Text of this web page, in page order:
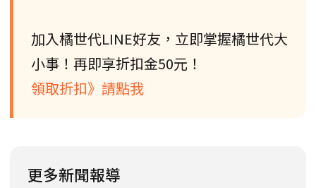
加入橘世代LINE好友，立即掌握橘世代大
小事！再即享折扣金50元！
領取折扣》請點我
更多新聞報導